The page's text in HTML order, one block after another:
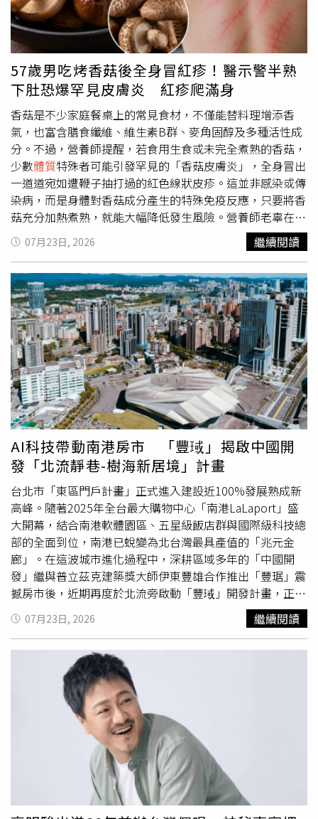
「肺、脾、肝」功能關係密切。中醫認為「肺主皮毛」，肺
與皮膚、毛孔調節有關；脾胃影響水分代謝與營養輸送；肝
則與氣血疏泄、情緒壓力有關，適度運動能幫助氣血運行，
使肌膚養分供應較好，代謝廢物也較容易排出。對於平常少
運動、容易水腫、出油、身體沉重的人來說，規律流汗有助
改善濕氣代謝。現代醫學也發現，適度運動能降低壓力荷爾
蒙、改善睡眠品質，對荷爾蒙型痘痘、壓力型爆痘也有幫
助。莊可鈞提醒，很多人以為「汗流越多越排毒」，其實中
醫並不鼓勵過度爆汗，大量流汗會消耗氣、津液與電解質，
若流汗過度，容易形成「氣陰兩虛」。常見情況包括：越運
動越疲倦、頭暈、心悸、口乾、皮膚乾燥、臉部泛紅、痘痘
更明顯等，有些人夏天過度跑步、長時間曝曬騎車後，反而
容易長「火氣痘」，就是因為體內津液耗損、虛火上升。夏
天運動，微微出汗最剛好「對皮膚最好的運動狀態，是微微
出汗。」莊可鈞表示，中醫養生講究「形勞而不倦」，也就
是身體有適度活動、微微出汗，但不至於過度疲累，最能促
進循環，又不傷正氣，運動並不是汗流浹背才有效。莊可鈞
舉例，夏季較適合的運動方式，包括：快走、游泳、瑜伽、
皮拉提斯、太極、八段錦等。快走能溫和促進循環，不容易
耗氣過度；游泳有助散熱、減少悶熱感，但游泳後要注意擦
乾身體與頭髮，避免濕氣停留；瑜伽、皮拉提斯能幫助舒緩
壓力、調整自律神經，對壓力型痘痘也有幫助；太極與八段
錦則有助氣血循環與身心穩定。運動時間也很重要。莊可鈞
表示，中醫認為夏季陽氣旺盛，最忌「烈日耗氣」，因此不
建議在正中午曝曬運動，較適合選擇清晨或傍晚時段。運動
後也要盡快沖洗身體、更換濕衣服，避免汗水長時間悶在皮
膚上，堵塞毛孔、刺激發炎，增加痘痘與毛囊炎風險。不
過，清潔也不宜過度，以免破壞皮膚屏障，反而造成乾燥敏
感。莊可鈞提醒，判斷運動是否適合自己，可以觀察運動後
的狀態。若運動後精神變好、睡眠改善、排便順暢、皮膚穩
定，代表運動方式大致合適；但若越運動越累、越容易冒
痘、皮膚乾燥敏感，就可能是強度過高，需要調整。（內容
授權提供／常春月刊）【延伸閱讀】美甲、染髮好傷身？
醫：多以「接觸性皮膚炎」過敏居多曬太陽15分鐘就能傷皮
膚？研究揭紫外線影響 時間、地點也是關鍵
https://www.healthnews.com.tw/readnews.php?
id=69231
題金融機構必須退出，政府可主動介入予以接管、標售等，
打著「二次金融改革」旗號的政策指標，規模不足的金融機
構也被要求應在期限內退出或合併。歷史留痕，斑斑可證。
「二次金改」因缺乏對市場機制的尊重，使「退出」成為政
策指導下的強制手段，為金融整併留下負面烙印，也導致市
場發展一度停滯。近20年來，主管機關的政策重心轉向亞洲
盃、公司治理、風險管理等，但台灣金融市場過度擁擠的結
構性問題依舊。中小型金控在規模與差異化競爭中處境艱
難，原因在於退場工具分散，集團層級的處理計畫付之闕
如，母公司救援與強制處理的界線模糊。金控法條賦與業者
參與台灣金融市場的合規進場機制，核心內容圍繞在高資本
額門檻與嚴格的大股東適格性審查，確保經營者的 體質與正
當性，從源頭預防危機。至於退場機制，從過往的負面形
象，近十年已走出多元路徑，包括合意的「自願解散」、市
場驅動的「合併消滅」，以及最後手段的「強制退場」，執
政者的理念著重於維護金融市場的穩定、保護存戶與投資人
權益，並促進金融產業的永續發展。因此2022年富邦併日
盛、2026年台新併新光，被美名為合意併購，已達成熟退
場機制的三要素：新資本順利進入、讓正常機構公平交易、
讓低效率機構有序退出。主管機關應樂見其成並支持，讓退
場不再是破產或清算的同義詞，而是透過整併，使競爭力不
足者退出獨立經營，原投資人亦可降低持股或收回資金，達
成多贏。然而，金融改革的藍圖中，公股行庫的整併是無法
迴避的核心議題。公股行庫兼具穩定市場的「國家隊」與追
求效率的「市場參與者」雙重角色，其整併與退出原則長期
付之闕如，甚至在疫情期間，因過度強調政策角色而排拒整
併。我們呼籲，金管會與財政部應正視此議題，為公股機構
規劃清晰的「出場機制」，建立透明、可行的評估原則。當
討論公股金控與民營機構的整併可能性時，更應思考如何為
民股股東提供公平、合理的退出選擇。這不僅是健全機制的
體現，更是為主導台灣金融半壁江山的公股體系，立下可供
遵循的市場新規則。隨著台灣市場趨近已開發經濟水準的成
熟度，金融市場正朝向家數減少、質量提升的方向演進。主
管機關應以更開放的態度，善用市場驅動的整併力量，讓退
場機制從過往的危機處理工具，轉化為促進產業永續發展、
提升整體競爭力的催化劑，共同為台灣金融市場擘劃新局。
57歲男吃烤香菇後全身冒紅疹！醫示警半熟
下肚恐爆罕見皮膚炎 紅疹爬滿身
香菇是不少家庭餐桌上的常見食材，不僅能替料理增添香
氣，也富含膳食纖維、維生素B群、麥角固醇及多種活性成
分。不過，營養師提醒，若食用生食或未完全煮熟的香菇，
少數體質特殊者可能引發罕見的「香菇皮膚炎」，全身冒出
一道道宛如遭鞭子抽打過的紅色線狀皮疹。這並非感染或傳
染病，而是身體對香菇成分產生的特殊免疫反應，只要將香
菇充分加熱煮熟，就能大幅降低發生風險。營養師老辜在臉
書粉專「老辜營養與科學」指出，香菇皮膚炎通常在食用生
香菇或未完全煮熟的香菇後約40至48小時開始出現症狀，
少數人甚至可能延遲至5天才發病，因此不少患者當下並不
會聯想到與先前吃過的香菇有關。患者起初多半會感到劇烈
搔癢，接著軀幹、四肢陸續出現一道道紅色線狀皮疹，外觀
就像遭鞭子抽打，因此又被稱為「鞭痕樣皮疹（flagellate
dermatitis）」。老辜表示，目前醫學界認為，香菇皮膚炎
可能與香菇細胞壁中的β-葡聚醣「香菇多醣（lentinan）」
有關。這種成分具有免疫調節作用，但耐熱性不高，若未經
充分高溫烹調便食用，殘留的香菇多醣可能誘發人體免疫反
應。不過，並非所有人都會發病，研究推測，可能僅發生在
具有特定遺傳背景或體質較敏感的人身上，因此充分加熱仍
是最有效的預防方式。根據2017年一篇系統性回顧，研究
分析全球50名香菇皮膚炎患者後發現，大多數病例都曾食用
生香菇，另有約22%是在食用半熟或稍微炙燒的香菇後發
病。其中，98%的患者都出現典型線狀皮疹，約78%伴隨劇
烈搔癢，少數人還可能出現發燒、腹瀉或口腔潰瘍等症狀，
顯示即使不是完全生食，只要加熱不足，仍有可能誘發症
狀。台灣也曾出現相關案例。一名57歲男子因軀幹及下肢突
然出現多條紅色線狀皮疹，並伴隨輕微搔癢前往就醫。醫師
追問病史後發現，男子在發疹前三天曾食用烤香菇，綜合臨
床表現及飲食紀錄後診斷為香菇皮膚炎，經口服抗組織胺治
療後，搔癢逐漸改善，約一週後皮疹完全消退。老辜指出，
香菇皮膚炎雖然外觀看起來相當嚇人，但大多屬於自限性疾
病，即使沒有接受特殊治療，多數患者平均約12.5天也會逐
漸痊癒。若食用香菇後數天內出現疑似症狀，建議先拍照記
錄皮疹變化，並儘速就醫，由皮膚科醫師診斷，同時主動告
知近期是否曾食用生香菇或未完全煮熟的香菇，有助於醫師
判斷病因並給予適當治療。他也強調，民眾不必因為少數案
例而對香菇敬而遠之。香菇本身仍是營養價值極高的健康食
材，不僅富含膳食纖維、維生素B群、麥角固醇及多種活性
成分，還具有抗氧化、免疫調節及促進腸道健康等益處。只
要避免生食或半熟料理，烹調時徹底加熱，不僅能降低香菇
皮膚炎風險，也有助於破壞較難消化的幾丁質，減少脹氣與
消化不良，同時讓香菇香氣更加濃郁，兼顧美味與健康。營
07月23日, 2026 繼續閱讀
AI科技帶動南港房市 「豐琙」揭啟中國開
發「北流靜巷-樹海新居境」計畫
台北市「東區門戶計畫」正式進入建設近100%發展熟成新
高峰。隨著2025年全台最大購物中心「南港LaLaport」盛
大開幕，結合南港軟體園區、五星級飯店群與國際級科技總
部的全面到位，南港已蛻變為北台灣最具產值的「兆元金
廊」。在這波城市進化過程中，深耕區域多年的「中國開
發」繼與普立茲克建築獎大師伊東豐雄合作推出「豐琚」震
撼房市後，近期再度於北流旁啟動「豐琙」開發計畫，正式
揭開該區以「北流靜巷-樹海新居境」的品牌聚落序幕。AI
產業磁吸力全面引爆南港蛻變有目共睹，目前已匯集全球AI
龍頭輝達（NVIDIA）、IBM、AMD、聯想等跨國企業接連進
駐，以科技核心之姿，吸引大量科技產業菁英就業。商業機
能成熟更是成熟，除了原有Citylink百貨，規模達4萬7000坪
的「南港 LaLaport」帶來300家精品與主題餐飲外，台北漢
來大飯店、六福萬怡酒店等五星級飯店群的插旗，更讓南港
具備與信義計畫區、大直重劃區三足鼎立的國際接待實力。
中國開發鎖定南港推品牌街廓改造計畫「中國開發」其母公
司為「中國建經」，中國建經由土地銀行及兆豐銀行等公股
金融機構投資設立，以嚴謹的金融血統與強大都更整合能量
著稱；「中國開發」正是其100%持股的子公司，承襲同樣
穩健的財務 體質與建築專業。面對南港蛻變吸引多家建商插
07月23日, 2026 繼續閱讀